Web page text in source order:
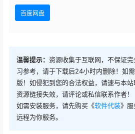
百度网盘
温馨提示： 资源收集于互联网，不保证
习参考，请于下载后24小时内删除！如
版！如侵犯到您的合法权益，请速与本
资源链接失效，请评论或私信联系作者！
如需安装服务，请先购买《软件代装》服
远程为你服务。